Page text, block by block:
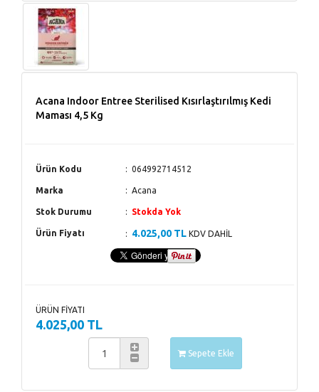
Acana Indoor Entree Sterilised Kısırlaştırılmış Kedi
Maması 4,5 Kg
Ürün Kodu 064992714512
Marka Acana
Stok Durumu Stokda Yok
Ürün Fiyatı 4.025,00 TL KDV DAHİL
ÜRÜN FİYATI
4.025,00 TL
Sepete Ekle